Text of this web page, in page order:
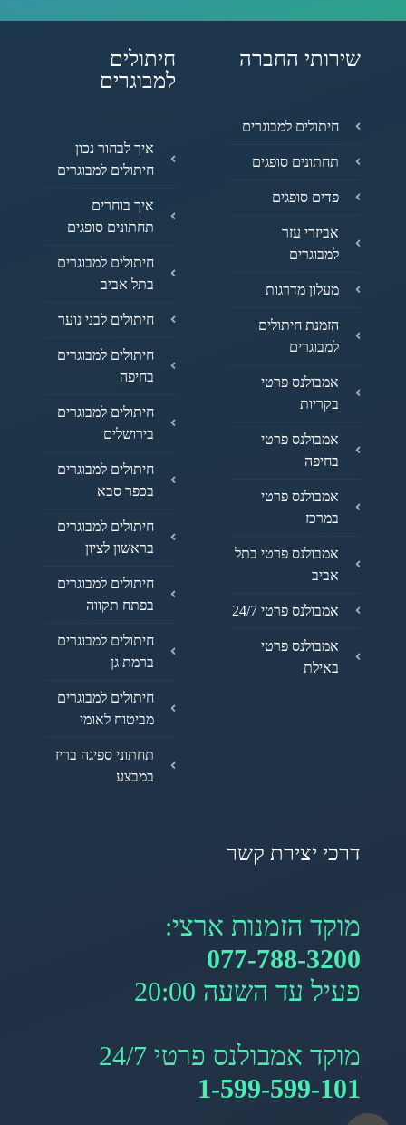
שירותי החברה
חיתולים למבוגרים
תחתונים סופגים
פדים סופגים
אביזרי עזר
למבוגרים
מעלון מדרגות
הזמנת חיתולים
למבוגרים
אמבולנס פרטי
בקריות
אמבולנס פרטי
בחיפה
אמבולנס פרטי
במרכז
אמבולנס פרטי בתל
אביב
אמבולנס פרטי 24/7
אמבולנס פרטי
באילת
חיתולים
למבוגרים
איך לבחור נכון
חיתולים למבוגרים
איך בוחרים
תחתונים סופגים
חיתולים למבוגרים
בתל אביב
חיתולים לבני נוער
חיתולים למבוגרים
בחיפה
חיתולים למבוגרים
בירושלים
חיתולים למבוגרים
בכפר סבא
חיתולים למבוגרים
בראשון לציון
חיתולים למבוגרים
בפתח תקווה
חיתולים למבוגרים
ברמת גן
חיתולים למבוגרים
מביטוח לאומי
תחתוני ספיגה בריז
במבצע
דרכי יצירת קשר
מוקד הזמנות ארצי:
077-788-3200
פעיל עד השעה 20:00
מוקד אמבולנס פרטי 24/7
1-599-599-101